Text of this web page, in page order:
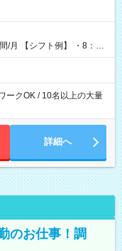
8：00
ークOK / 10名以上の大量
詳細へ
のお仕事！調